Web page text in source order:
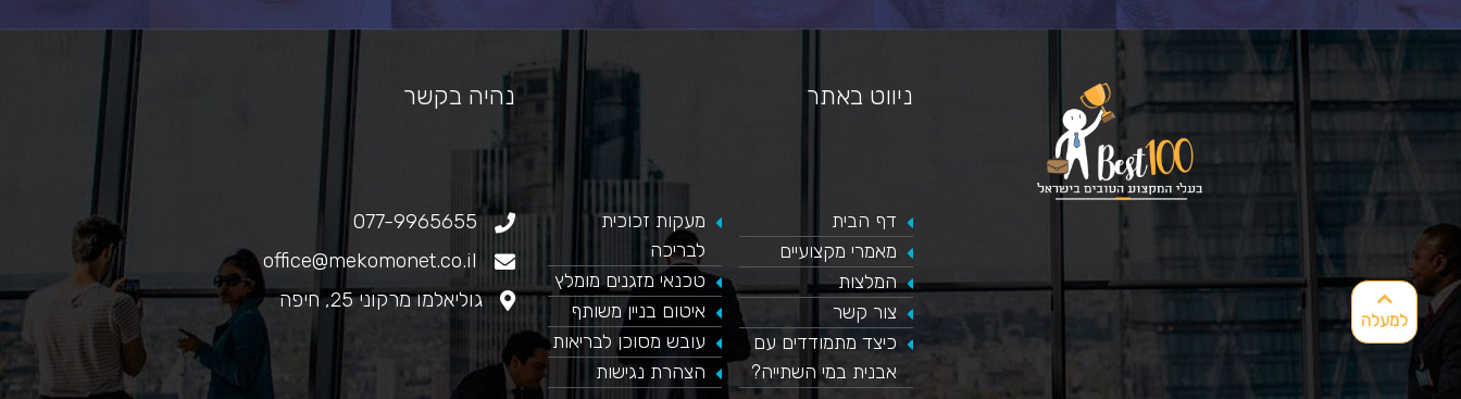
למעלה
כאן מופיע חלון פייסבוק, למעבר לפייסבוק לחץ כאן
ניווט באתר
דף הבית
מאמרי מקצועיים
המלצות
צור קשר
כיצד מתמודדים עם
אבנית במי השתייה?
​מעקות זכוכית
לבריכה
טכנאי מזגנים מומלץ
איטום בניין משותף
עובש מסוכן לבריאות
הצהרת נגישות
נהיה בקשר
077-9965655
office@mekomonet.co.il
גוליאלמו מרקוני 25, חיפה